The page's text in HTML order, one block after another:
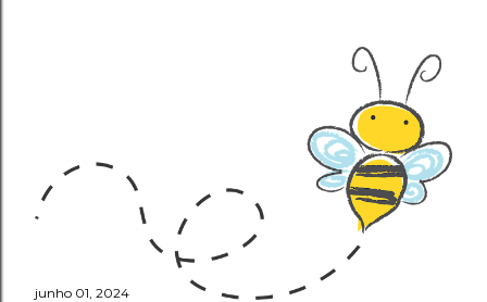
junho 01, 2024